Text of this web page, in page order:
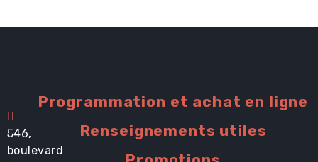
546,
boulevard
Programmation et achat en ligne
Renseignements utiles